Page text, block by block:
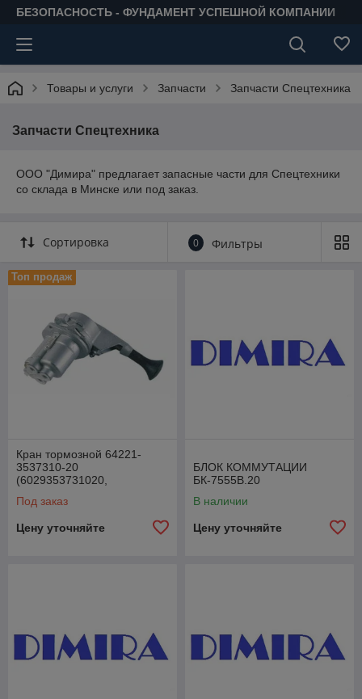
БЕЗОПАСНОСТЬ - ФУНДАМЕНТ УСПЕШНОЙ КОМПАНИИ
Товары и услуги Запчасти Запчасти Спецтехника
Запчасти Спецтехника
ООО "Димира" предлагает запасные части для Спецтехники
со склада в Минске или под заказ.
Сортировка 0 Фильтры
Топ продаж
Кран тормозной 64221-
3537310-20
(6029353731020,
Под заказ
Цену уточняйте
БЛОК КОММУТАЦИИ
БК-7555В.20
В наличии
Цену уточняйте